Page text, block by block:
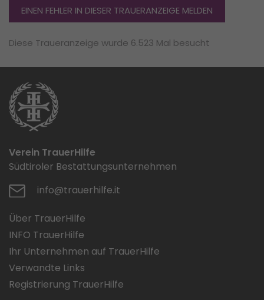
EINEN FEHLER IN DIESER TRAUERANZEIGE MELDEN
Diese Traueranzeige wurde 6.523 Mal besucht
Verein TrauerHilfe
Südtiroler Bestattungsunternehmen
info@trauerhilfe.it
Über TrauerHilfe
INFO TrauerHilfe
Ihr Unternehmen auf TrauerHilfe
Verwandte Links
Registrierung TrauerHilfe